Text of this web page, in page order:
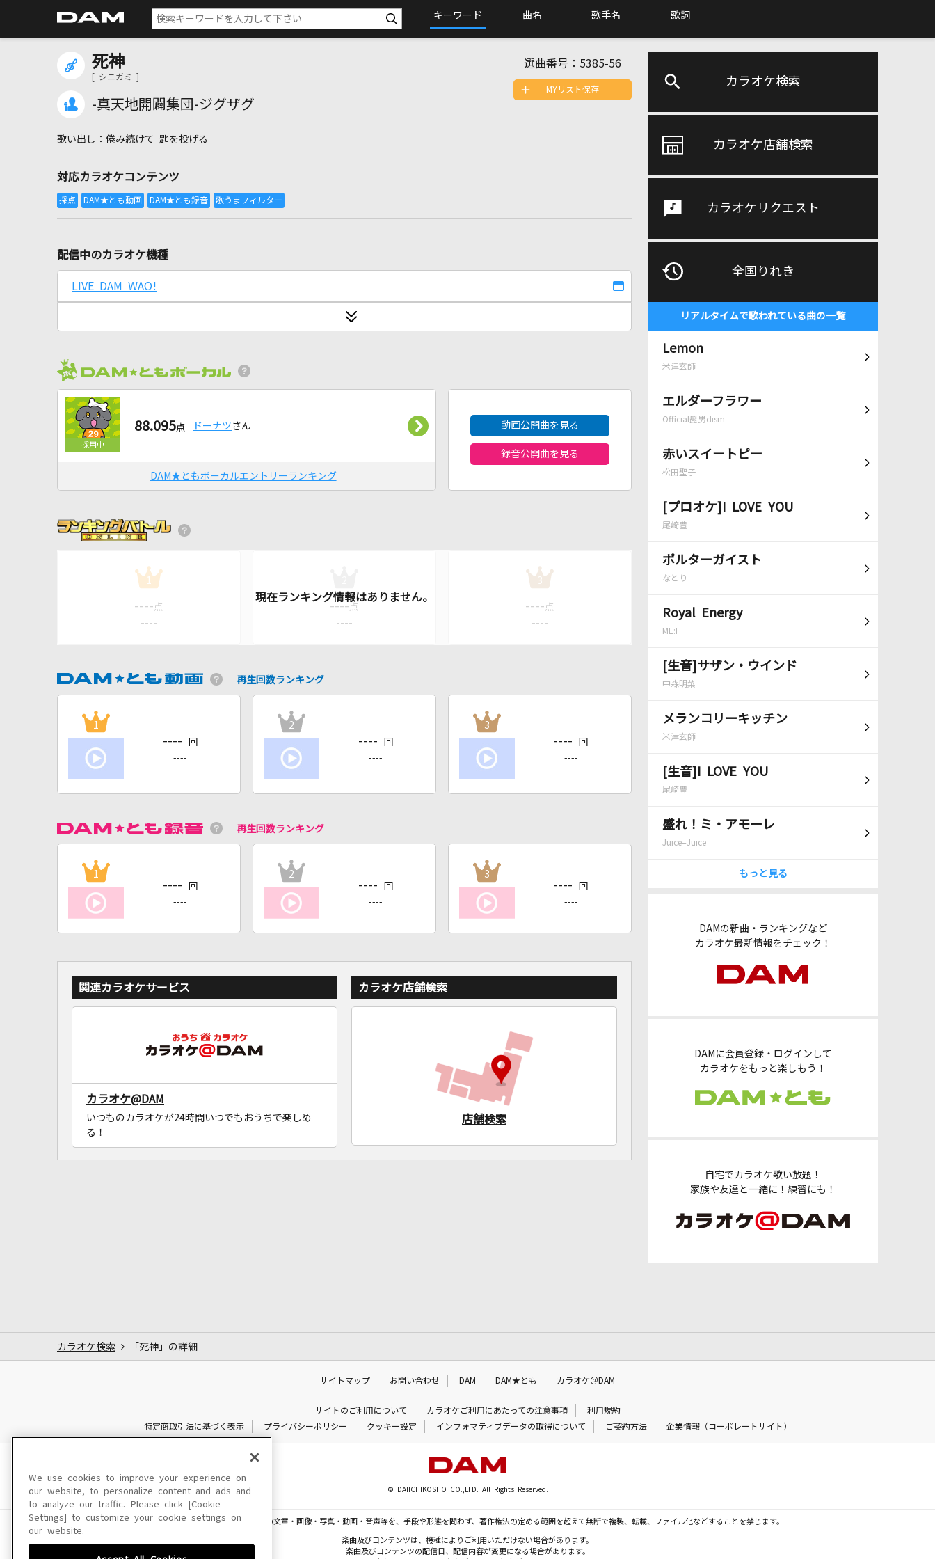
キーワード 曲名 歌手名 歌詞
カラオケ検索
カラオケ店舗検索
カラオケリクエスト
全国りれき
リアルタイムで歌われている曲の一覧
Lemon
米津玄師
エルダーフラワー
Official髭男dism
赤いスイートピー
松田聖子
[プロオケ]I LOVE YOU
尾崎豊
ポルターガイスト
なとり
Royal Energy
ME:I
[生音]サザン・ウインド
中森明菜
メランコリーキッチン
米津玄師
[生音]I LOVE YOU
尾崎豊
盛れ！ミ・アモーレ
Juice=Juice
もっと見る
DAMの新曲・ランキングなど
カラオケ最新情報をチェック！
DAMに会員登録・ログインして
カラオケをもっと楽しもう！
自宅でカラオケ歌い放題！
家族や友達と一緒に！練習にも！
死神
[ シニガミ ]
-真天地開闢集団-ジグザグ
選曲番号： 5385-56
倦み続けて 匙を投げる
対応カラオケコンテンツ
MYリスト保存
配信中のカラオケ機種
LIVE DAM WAO!
88.095点 ドーナツ さん
DAM★ともボーカルエントリーランキング
動画公開曲を見る
録音公開曲を見る
1
---- 点
----
---- 点
----
3
---- 点
----
再生回数ランキング
1
---- 回
----
2
---- 回
----
3
---- 回
----
再生回数ランキング
1
---- 回
----
2
---- 回
----
3
---- 回
----
関連カラオケサービス
カラオケ@DAM
いつものカラオケが24時間いつでもおうちで楽しめ
る！
カラオケ店舗検索
店舗検索
カラオケ検索 「死神」の詳細
サイトマップ お問い合わせ DAM DAM★とも カラオケ＠DAM
サイトのご利用について カラオケご利用にあたっての注意事項
利用規約
特定商取引法に基づく表示
プライバシーポリシー クッキー設定 インフォマティブデータの取得について ご契約方法 企業情報（コーポレートサイト）
© DAIICHIKOSHO CO.,LTD. All Rights Reserved.
このサイトに掲載されている一切の文章・画像・写真・動画・音声等を、手段や形態を問わず、著作権法の定める範囲を超えて無断で複製、転載、ファイル化などすることを禁じます。
楽曲及びコンテンツは、機種によりご利用いただけない場合があります。
楽曲及びコンテンツの配信日、配信内容が変更になる場合があります。
We use cookies to improve your experience on
our website, to personalize content and ads and
to analyze our traffic. Please click [Cookie
Settings] to customize your cookie settings on
our website.